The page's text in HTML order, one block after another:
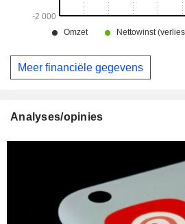
Meer financiële gegevens
Analyses/opinies